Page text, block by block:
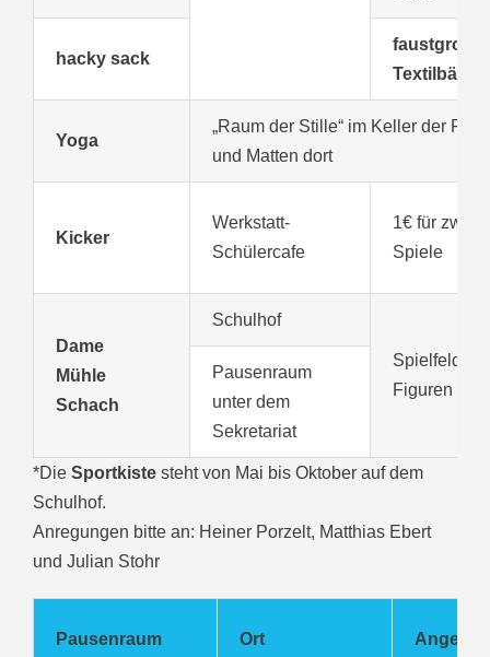
hacky sack
faustgroße
Textilbälle
Yoga
„Raum der Stille“ im Keller der
und Matten dort
Kicker
Werkstatt-
Schülercafe
1€ für zwei
Spiele
Dame
Mühle
Schach
Schulhof
Spielfelder
Figuren
Pausenraum
unter dem
Sekretariat
*Die Sportkiste steht von Mai bis Oktober auf dem
Schulhof.
Anregungen bitte an: Heiner Porzelt, Matthias Ebert
und Julian Stohr
Pausenraum Ort